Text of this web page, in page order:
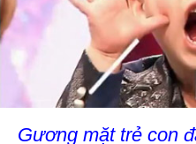
Gương mặt trẻ con